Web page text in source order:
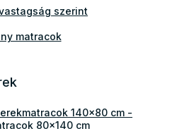
szerint
matracok
a földre
matracok140x80 cm -
80x140 cm